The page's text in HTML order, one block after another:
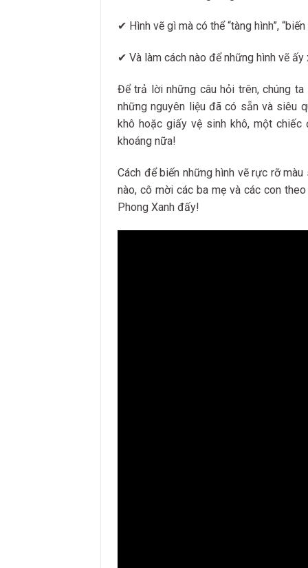
✔ Hình vẽ gì mà có thể “tàng hình”,
✔ Và làm cách nào để những hình vẽ
Để trả lời những câu hỏi trên, chúng ta
những nguyên liệu đã có sẵn và siêu
khô hoặc giấy vệ sinh khô, một
khoáng nữa!
Cách để biến những hình vẽ rực rỡ màu
nào, cô mời các ba mẹ và các con
Phong Xanh đấy!